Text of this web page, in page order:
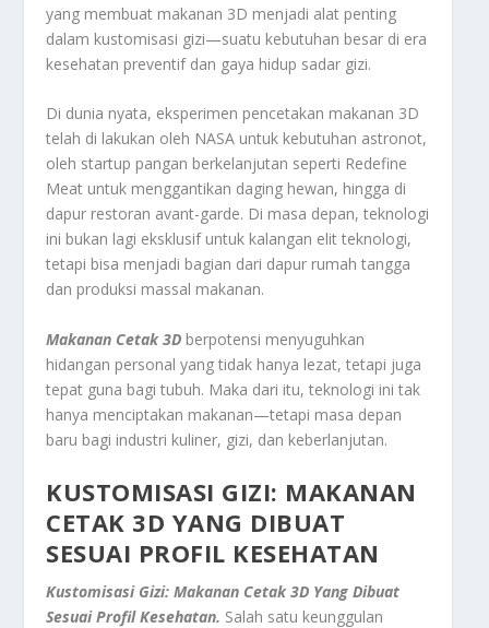
yang membuat makanan 3D menjadi alat penting
dalam kustomisasi gizi—suatu kebutuhan besar di era
kesehatan preventif dan gaya hidup sadar gizi.
Di dunia nyata, eksperimen pencetakan makanan 3D
telah di lakukan oleh NASA untuk kebutuhan astronot,
oleh startup pangan berkelanjutan seperti Redefine
Meat untuk menggantikan daging hewan, hingga di
dapur restoran avant-garde. Di masa depan, teknologi
ini bukan lagi eksklusif untuk kalangan elit teknologi,
tetapi bisa menjadi bagian dari dapur rumah tangga
dan produksi massal makanan.
Makanan Cetak 3D berpotensi menyuguhkan
hidangan personal yang tidak hanya lezat, tetapi juga
tepat guna bagi tubuh. Maka dari itu, teknologi ini tak
hanya menciptakan makanan—tetapi masa depan
baru bagi industri kuliner, gizi, dan keberlanjutan.
KUSTOMISASI GIZI: MAKANAN
CETAK 3D YANG DIBUAT
SESUAI PROFIL KESEHATAN
Kustomisasi Gizi: Makanan Cetak 3D Yang Dibuat
Sesuai Profil Kesehatan. Salah satu keunggulan